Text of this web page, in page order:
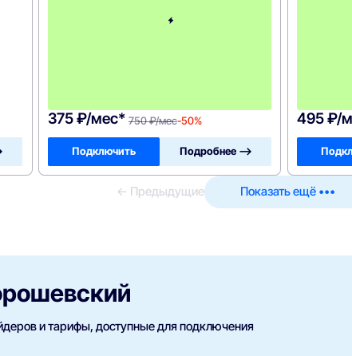
375 ₽/мес* 750 ₽/мес-50%
Подключить Подробнее —>
495 ₽/
← Предыдущие Показать ещё •••
и тарифы, доступные для подключения